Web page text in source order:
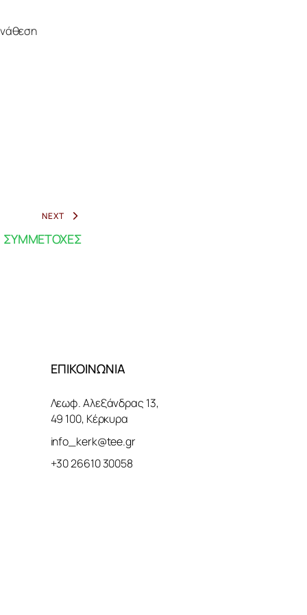
NEXT
ΣΥΜΜΕΤΟΧΕΣ
ΕΠΙΚΟΙΝΩΝΙΑ
Λεωφ. Αλεξάνδρας 13,
49 100, Κέρκυρα
info_kerk@tee.gr
+30 26610 30058